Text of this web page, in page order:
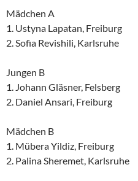
Mädchen A
1. Ustyna Lapatan, Freiburg
2. Sofia Revishili, Karlsruhe
Jungen B
1. Johann Gläsner, Felsberg
2. Daniel Ansari, Freiburg
Mädchen B
1. Mübera Yildiz, Freiburg
2. Palina Sheremet, Karlsruhe